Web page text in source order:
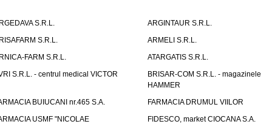
S.R.L.
ARGINTAUR S.R.L.
S.R.L.
ARMELI S.R.L.
FARM S.R.L.
ATARGATIS S.R.L.
S.R.L. - centrul medical VICTOR
BRISAR-COM S.R.L. - magazinele
HAMMER
BUIUCANI nr.465 S.A.
FARMACIA DRUMUL VIILOR
USMF "NICOLAE
FIDESCO, market CIOCANA S.A.